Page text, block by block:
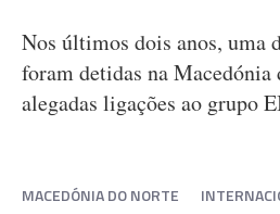
Nos últimos dois anos, uma
foram detidas na Macedónia
alegadas ligações ao grupo
MACEDÓNIA DO NORTE